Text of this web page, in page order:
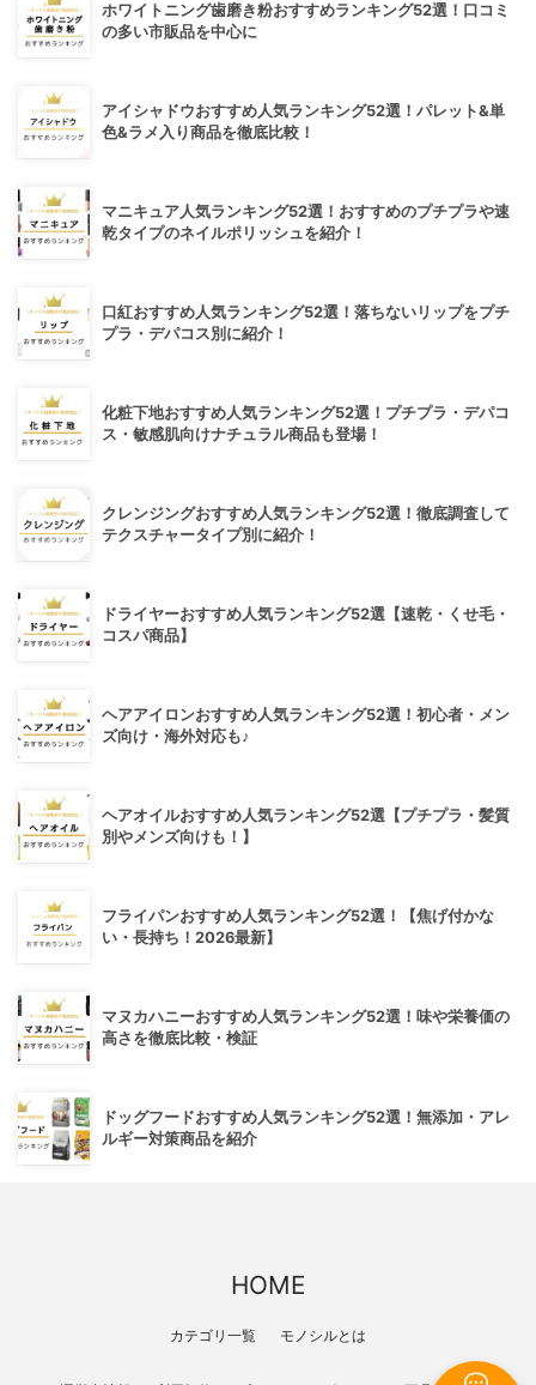
ホワイトニング歯磨き粉おすすめランキング52選！口コミ
の多い市販品を中心に
アイシャドウおすすめ人気ランキング52選！パレット&単
色&ラメ入り商品を徹底比較！
マニキュア人気ランキング52選！おすすめのプチプラや速
乾タイプのネイルポリッシュを紹介！
口紅おすすめ人気ランキング52選！落ちないリップをプチ
プラ・デパコス別に紹介！
化粧下地おすすめ人気ランキング52選！プチプラ・デパコ
ス・敏感肌向けナチュラル商品も登場！
クレンジングおすすめ人気ランキング52選！徹底調査して
テクスチャータイプ別に紹介！
ドライヤーおすすめ人気ランキング52選【速乾・くせ毛・
コスパ商品】
ヘアアイロンおすすめ人気ランキング52選！初心者・メン
ズ向け・海外対応も♪
ヘアオイルおすすめ人気ランキング52選【プチプラ・髪質
別やメンズ向けも！】
フライパンおすすめ人気ランキング52選！【焦げ付かな
い・長持ち！2026最新】
マヌカハニーおすすめ人気ランキング52選！味や栄養価の
高さを徹底比較・検証
ドッグフードおすすめ人気ランキング52選！無添加・アレ
ルギー対策商品を紹介
HOME
カテゴリ一覧 モノシルとは